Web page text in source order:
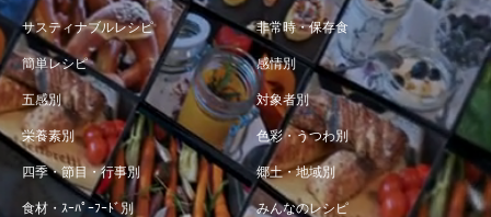
サスティナブルレシピ 非常時・保存食
簡単レシピ 感情別
五感別 対象者別
栄養素別 色彩・うつわ別
四季・節目・行事別 郷土・地域別
食材・ｽｰﾊﾟｰﾌｰﾄﾞ別 みんなのレシピ